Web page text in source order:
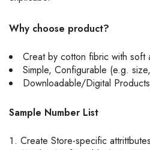
Why choose product?
Creat by cotton fibric with soft
Simple, Configurable (e.g.
Downloadable/Digital
Sample Number List
Create Store-specific